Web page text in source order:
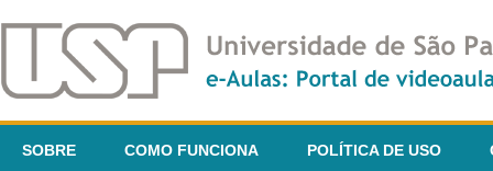
SOBRE COMO FUNCIONA POLÍTICA DE USO